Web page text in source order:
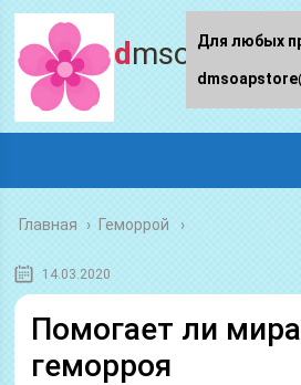
Главная › Геморрой
14.03.2020
Помогает ли
геморроя
Для любых